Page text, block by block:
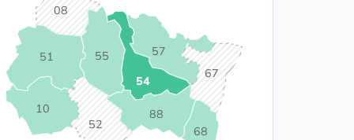
08
10
51
52
54
55 57
67
68
88